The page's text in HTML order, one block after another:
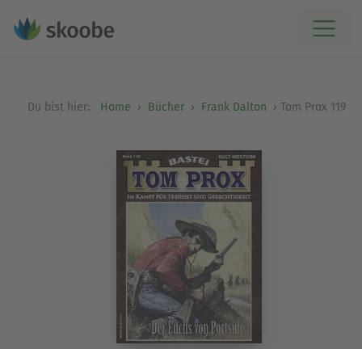
Du bist hier: Home Bücher Frank Dalton Tom Prox 119